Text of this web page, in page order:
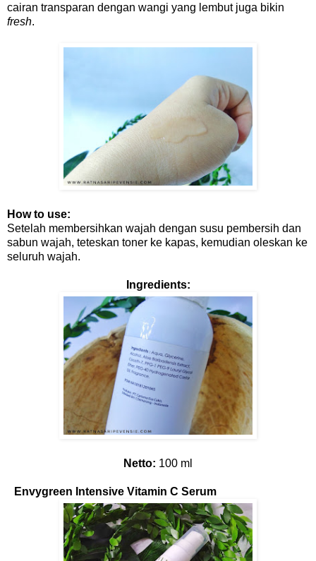
cairan transparan dengan wangi yang lembut juga bikin
fresh.
How to use:
Setelah membersihkan wajah dengan susu pembersih dan
sabun wajah, teteskan toner ke kapas, kemudian oleskan ke
seluruh wajah.
Ingredients:
Netto: 100 ml
Envygreen Intensive Vitamin C Serum